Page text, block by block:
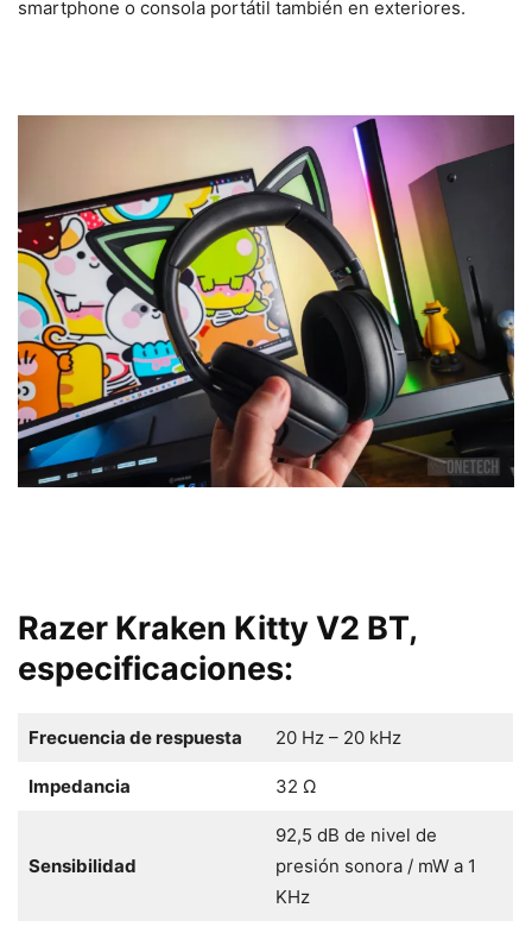
smartphone o consola portátil también en exteriores.
Razer Kraken Kitty V2 BT,
especificaciones:
Frecuencia de respuesta 20 Hz – 20 kHz
Impedancia 32 Ω
Sensibilidad
92,5 dB de nivel de
presión sonora / mW a 1
KHz